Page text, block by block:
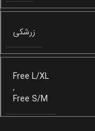
زرشکی
Free L/XL
,
Free S/M